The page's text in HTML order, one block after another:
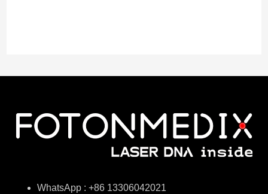
WhatsApp : +86 13306042021